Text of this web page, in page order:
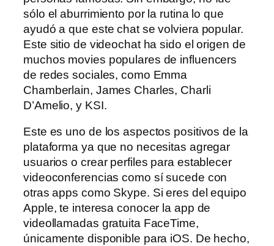
sólo el aburrimiento por la rutina lo que
ayudó a que este chat se volviera popular.
Este sitio de videochat ha sido el origen de
muchos movies populares de influencers
de redes sociales, como Emma
Chamberlain, James Charles, Charli
D’Amelio, y KSI.
Este es uno de los aspectos positivos de la
plataforma ya que no necesitas agregar
usuarios o crear perfiles para establecer
videoconferencias como sí sucede con
otras apps como Skype. Si eres del equipo
Apple, te interesa conocer la app de
videollamadas gratuita FaceTime,
únicamente disponible para iOS. De hecho,